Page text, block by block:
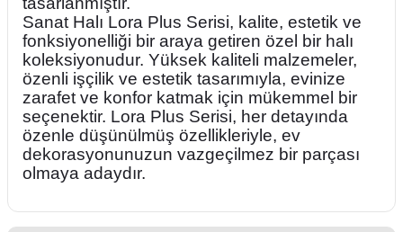
Sanat Halı Lora Plus Serisi, kalite, estetik ve
fonksiyonelliği bir araya getiren özel bir halı
koleksiyonudur. Yüksek kaliteli malzemeler,
özenli işçilik ve estetik tasarımıyla, evinize
zarafet ve konfor katmak için mükemmel bir
seçenektir. Lora Plus Serisi, her detayında
özenle düşünülmüş özellikleriyle, ev
dekorasyonunuzun vazgeçilmez bir parçası
olmaya adaydır.